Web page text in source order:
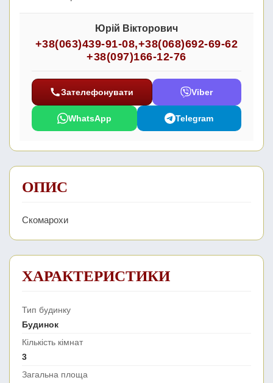
Юрій Вікторович
+38(063)439-91-08,+38(068)692-69-62
+38(097)166-12-76
Зателефонувати Viber
WhatsApp Telegram
ОПИС
Скомарохи
ХАРАКТЕРИСТИКИ
Тип будинку
Будинок
Кількість кімнат
3
Загальна площа